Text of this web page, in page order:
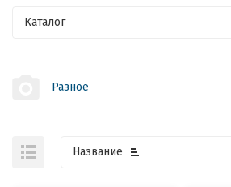
Каталог
Разное
Название